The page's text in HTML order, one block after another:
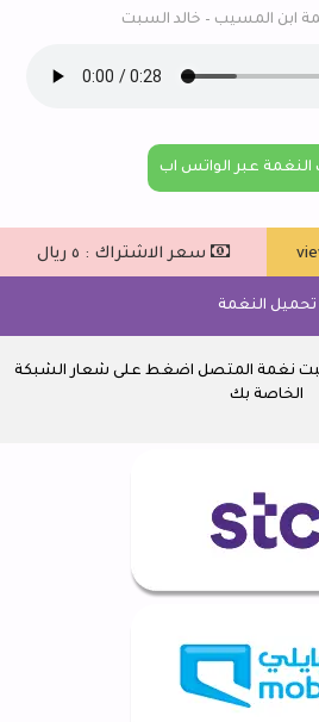
ابن المسيب – خالد السبت
عبر الواتس اب
سعر الاشتراك : ٥ ريال
تحميل النغمة
نغمة المتصل اضغط على شعار الشبكة
الخاصة بك